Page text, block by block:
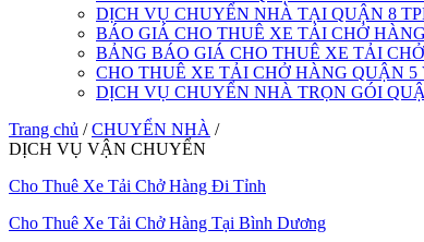
DỊCH VỤ CHUYỂN NHÀ TẠI QUẬN 8
BÁO GIÁ CHO THUÊ XE TẢI CHỞ
BẢNG BÁO GIÁ CHO THUÊ XE TẢI
CHO THUÊ XE TẢI CHỞ HÀNG QUẬN
DỊCH VỤ CHUYỂN NHÀ TRỌN GÓI
Trang chủ / CHUYỂN NHÀ /
DỊCH VỤ VẬN CHUYỂN
Cho Thuê Xe Tải Chở Hàng Đi Tỉnh
Cho Thuê Xe Tải Chở Hàng Tại Bình Dương